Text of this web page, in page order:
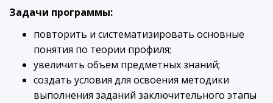
Задачи программы:
повторить и систематизировать основные
понятия по теории профиля;
увеличить объем предметных знаний;
создать условия для освоения методики
выполнения заданий заключительного этапы